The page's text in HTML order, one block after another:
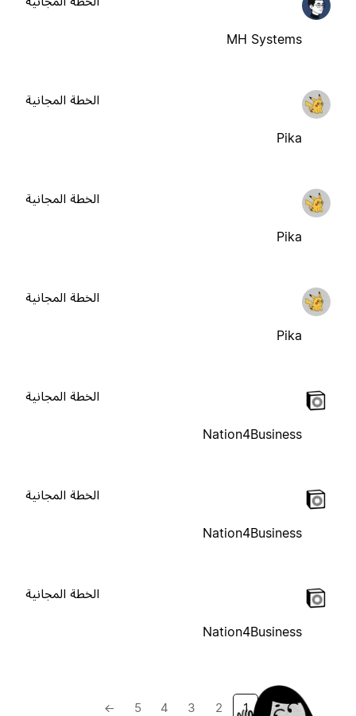
MH Systems
Pika
الخطة المجانية
Pika
الخطة المجانية
Pika
الخطة المجانية
Nation4Business
الخطة المجانية
Nation4Business
الخطة المجانية
Nation4Business
الخطة المجانية
1
2
3
4
5
→